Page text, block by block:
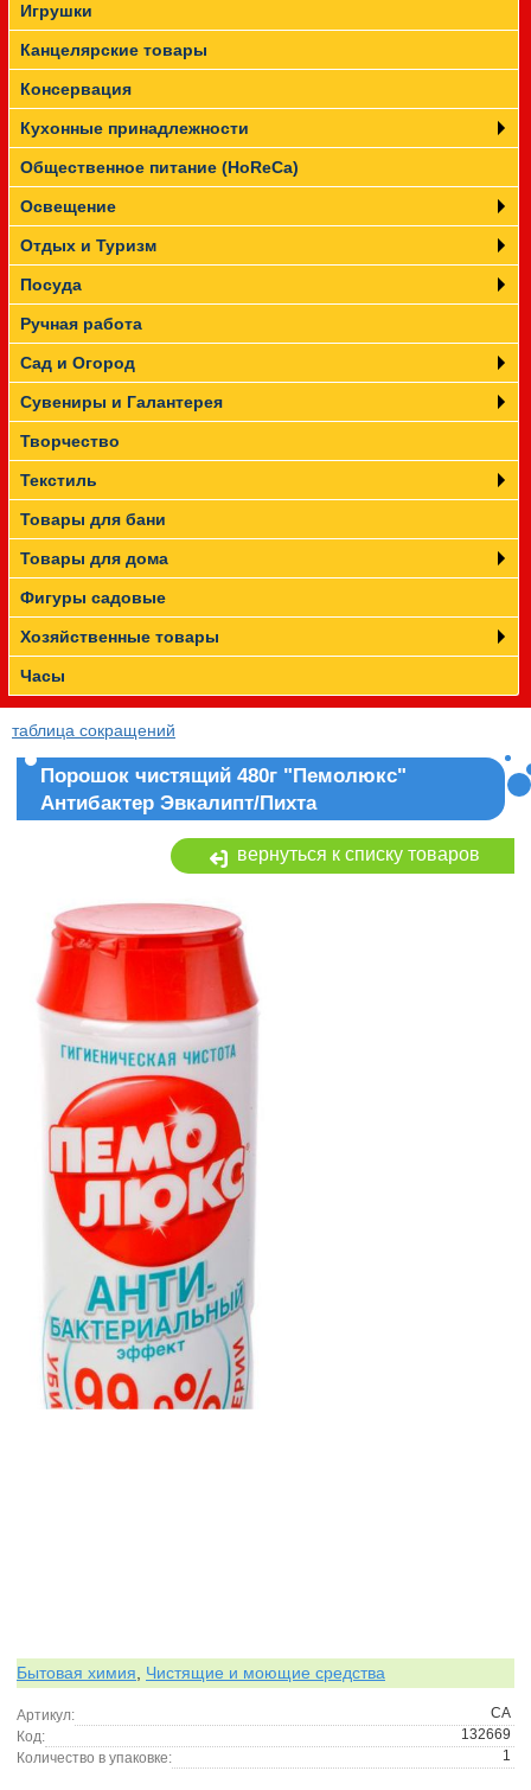
Игрушки
Канцелярские товары
Консервация
Кухонные принадлежности
Общественное питание (HoReCa)
Освещение
Отдых и Туризм
Посуда
Ручная работа
Сад и Огород
Сувениры и Галантерея
Творчество
Текстиль
Товары для бани
Товары для дома
Фигуры садовые
Хозяйственные товары
Часы
таблица сокращений
Порошок чистящий 480г "Пемолюкс"
Антибактер Эвкалипт/Пихта
вернуться к списку товаров
Бытовая химия Чистящие и моющие средства
Артикул:
СА
Код:
132669
Количество в упаковке:
1